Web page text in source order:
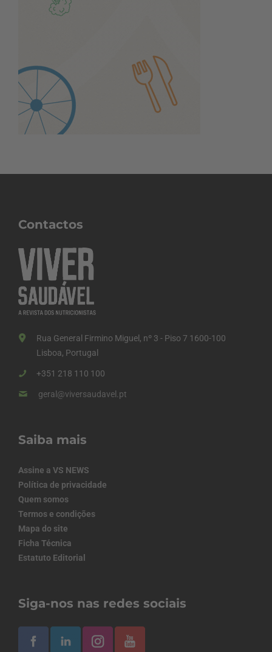
Contactos
Rua General Firmino Miguel, nº 3 - Piso 7 1600-100
Lisboa, Portugal
+351 218 110 100
geral@viversaudavel.pt
Saiba mais
Assine a VS NEWS
Política de privacidade
Quem somos
Termos e condições
Mapa do site
Ficha Técnica
Estatuto Editorial
Siga-nos nas redes sociais